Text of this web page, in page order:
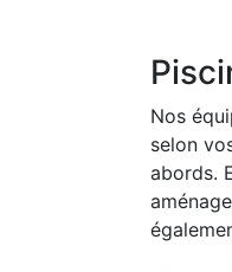
Nos
selon
abords.